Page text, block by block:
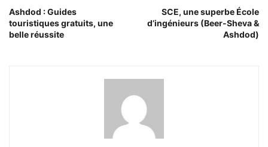
Ashdod : Guides
touristiques gratuits, une
belle réussite
SCE, une superbe École
d’ingénieurs (Beer-Sheva &
Ashdod)